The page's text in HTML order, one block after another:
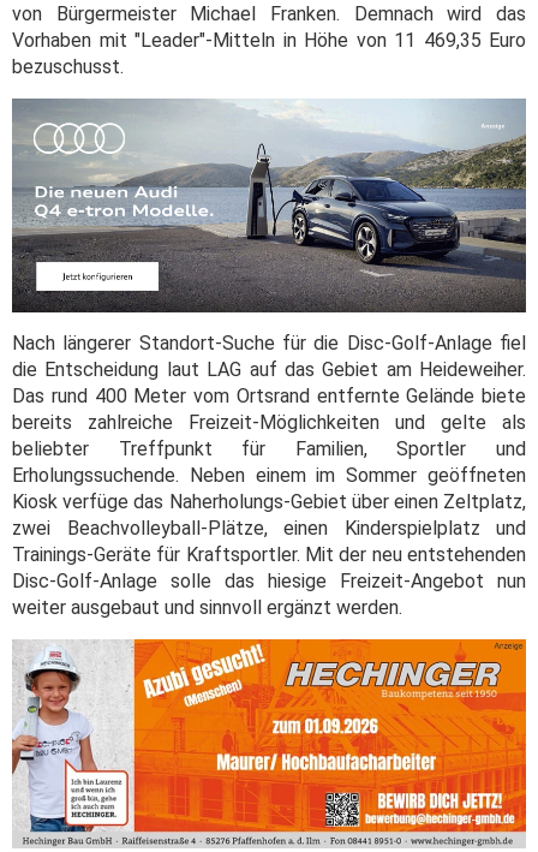
von Bürgermeister Michael Franken. Demnach wird das
Vorhaben mit "Leader"-Mitteln in Höhe von 11 469,35 Euro
bezuschusst.
Nach längerer Standort-Suche für die Disc-Golf-Anlage fiel
die Entscheidung laut LAG auf das Gebiet am Heideweiher.
Das rund 400 Meter vom Ortsrand entfernte Gelände biete
bereits zahlreiche Freizeit-Möglichkeiten und gelte als
beliebter Treffpunkt für Familien, Sportler und
Erholungssuchende. Neben einem im Sommer geöffneten
Kiosk verfüge das Naherholungs-Gebiet über einen Zeltplatz,
zwei Beachvolleyball-Plätze, einen Kinderspielplatz und
Trainings-Geräte für Kraftsportler. Mit der neu entstehenden
Disc-Golf-Anlage solle das hiesige Freizeit-Angebot nun
weiter ausgebaut und sinnvoll ergänzt werden.